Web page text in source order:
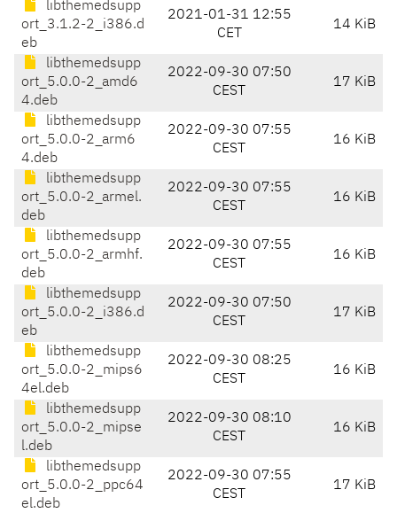
libthemedsupp
ort_3.1.2-2_i386.d
eb
2021-01-31 12:55
CET
14 KiB
libthemedsupp
ort_5.0.0-2_amd6
4.deb
2022-09-30 07:50
CEST
17 KiB
libthemedsupp
ort_5.0.0-2_arm6
4.deb
2022-09-30 07:55
CEST
16 KiB
libthemedsupp
ort_5.0.0-2_armel.
deb
2022-09-30 07:55
CEST
16 KiB
libthemedsupp
ort_5.0.0-2_armhf.
deb
2022-09-30 07:55
CEST
16 KiB
libthemedsupp
ort_5.0.0-2_i386.d
eb
2022-09-30 07:50
CEST
17 KiB
libthemedsupp
ort_5.0.0-2_mips6
4el.deb
2022-09-30 08:25
CEST
16 KiB
libthemedsupp
ort_5.0.0-2_mipse
l.deb
2022-09-30 08:10
CEST
16 KiB
libthemedsupp
ort_5.0.0-2_ppc64
el.deb
2022-09-30 07:55
CEST
17 KiB